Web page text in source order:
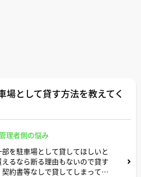
場として貸す方法を教えてく
理者側の悩み
を駐車場として貸してほしいと
るなら断る理由もないので貸す
約書等なしで貸してしまっても